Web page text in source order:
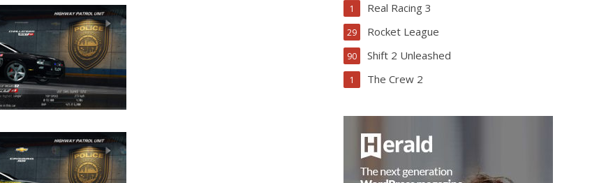
Real Racing 3
1
Rocket League
29
Shift 2 Unleashed
90
The Crew 2
1